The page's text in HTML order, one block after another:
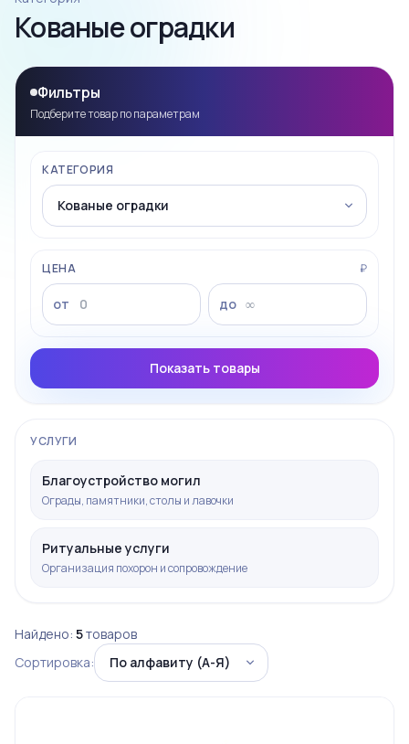
Кованые оградки
Фильтры
Подберите товар по параметрам
КАТЕГОРИЯ
ЦЕНА ₽
от до
Показать товары
УСЛУГИ
Благоустройство могил
Ограды, памятники, столы и лавочки
Ритуальные услуги
Организация похорон и сопровождение
Найдено: 5товаров
Сортировка: